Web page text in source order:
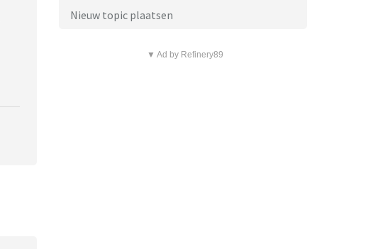
Nieuw topic plaatsen
▼ Ad by Refinery89